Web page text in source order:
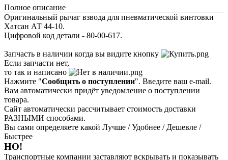
Полное описание
Оригинальный рычаг взвода для пневматической винтовки
Хатсан АТ 44-10.
Цифровой код детали - 80-00-617.
Запчасть в наличии когда вы видите кнопку
Если запчасти нет,
то так и написано
Нажмите "Сообщить о поступлении". Введите ваш e-mail.
Вам автоматически придёт уведомление о поступлении
товара.
Сайт автоматически рассчитывает стоимость доставки
РАЗНЫМИ способами.
Вы сами определяете какой Лучше / Удобнее / Дешевле /
Быстрее
НО!
Транспортные компании заставляют вскрывать и показывать